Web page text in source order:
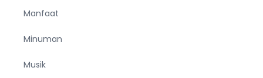
Manfaat
Minuman
Musik